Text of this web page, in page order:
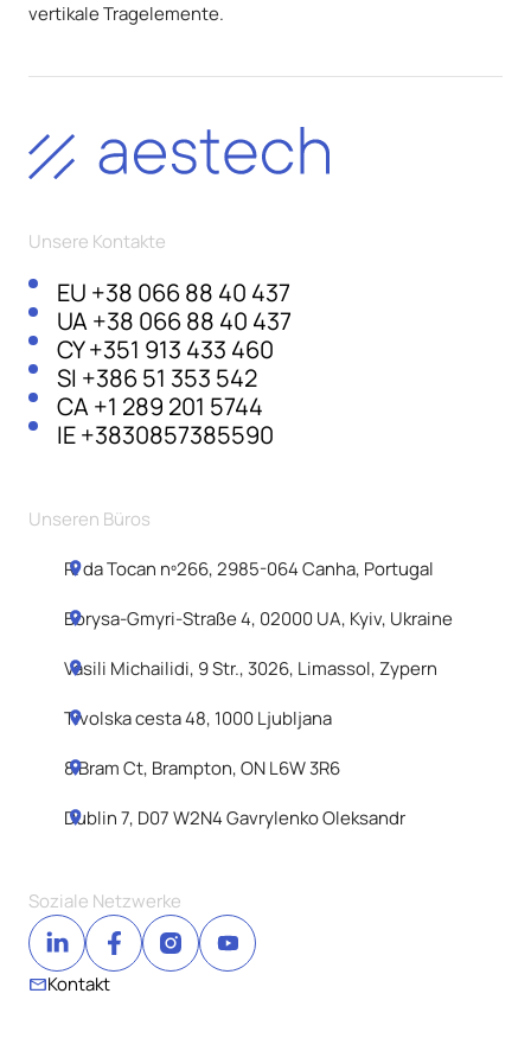
vertikale Tragelemente.
Unsere Kontakte
EU +38 066 88 40 437
UA+38 066 88 40 437
CY+351 913 433 460
SI +386 51 353 542
CA+1 289 201 5744
IE+3830857385590
Unseren Büros
R. da Tocan nº266, 2985-064 Canha, Portugal
Borysa-Gmyri-Straße 4, 02000 UA, Kyiv, Ukraine
Vasili Michailidi, 9 Str., 3026, Limassol, Zypern
Tivolska cesta 48, 1000 Ljubljana
8 Bram Ct, Brampton, ON L6W 3R6
Dublin 7, D07 W2N4 Gavrylenko Oleksandr
Soziale Netzwerke
Kontakt